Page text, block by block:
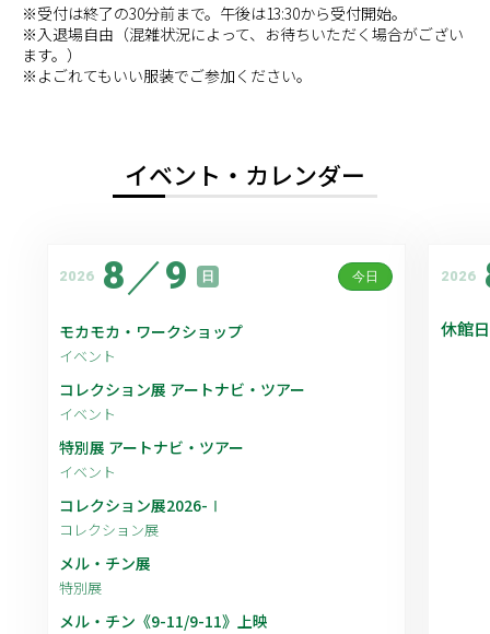
※受付は終了の30分前まで。午後は13:30から受付開始。
※入退場自由（混雑状況によって、お待ちいただく場合がござい
ます。）
※よごれてもいい服装でご参加ください。
イベント・カレンダー
2026 8／9 日 今日
モカモカ・ワークショップ
イベント
コレクション展 アートナビ・ツアー
イベント
特別展 アートナビ・ツアー
イベント
コレクション展2026-Ⅰ
コレクション展
メル・チン展
特別展
メル・チン《9-11/9-11》上映
2026
休館日